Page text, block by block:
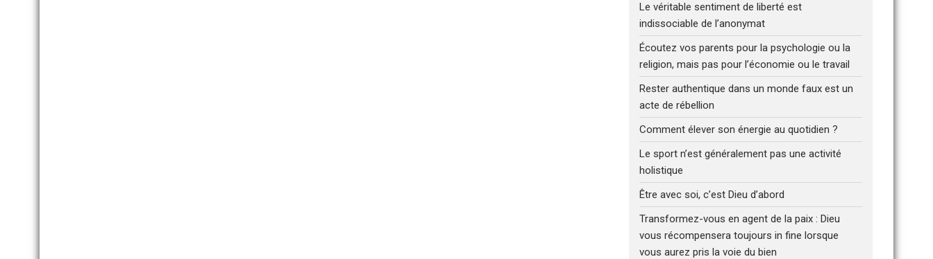
Le véritable sentiment de liberté est
indissociable de l’anonymat
Écoutez vos parents pour la psychologie ou la
religion, mais pas pour l’économie ou le travail
Rester authentique dans un monde faux est un
acte de rébellion
Comment élever son énergie au quotidien ?
Le sport n’est généralement pas une activité
holistique
Être avec soi, c’est Dieu d’abord
Transformez-vous en agent de la paix : Dieu
vous récompensera toujours in fine lorsque
vous aurez pris la voie du bien